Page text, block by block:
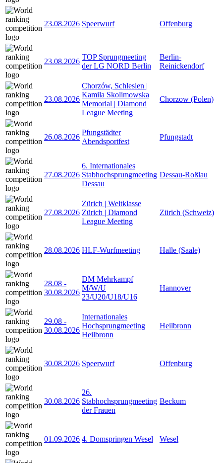
23.08.2026 Speerwurf Offenburg
23.08.2026
TOP Sprungmeeting
der LG NORD Berlin
Berlin-
Reinickendorf
23.08.2026
Chorzów, Schlesien |
Kamila Skolimowska
Memorial | Diamond
League Meeting
Chorzow (Polen)
26.08.2026
Pfungstädter
Abendsportfest
Pfungstadt
27.08.2026
6. Internationales
Stabhochsprungmeeting
Dessau
Dessau-Roßlau
27.08.2026
Zürich | Weltklasse
Zürich | Diamond
League Meeting
Zürich (Schweiz)
28.08.2026 HLF-Wurfmeeting Halle (Saale)
28.08 -
30.08.2026
DM Mehrkampf
M/W/U
23/U20/U18/U16
Hannover
29.08 -
30.08.2026
Internationales
Hochsprungmeeting
Heilbronn
Heilbronn
30.08.2026 Speerwurf Offenburg
30.08.2026
26.
Stabhochsprungmeeting
der Frauen
Beckum
01.09.2026 4. Domspringen Wesel Wesel